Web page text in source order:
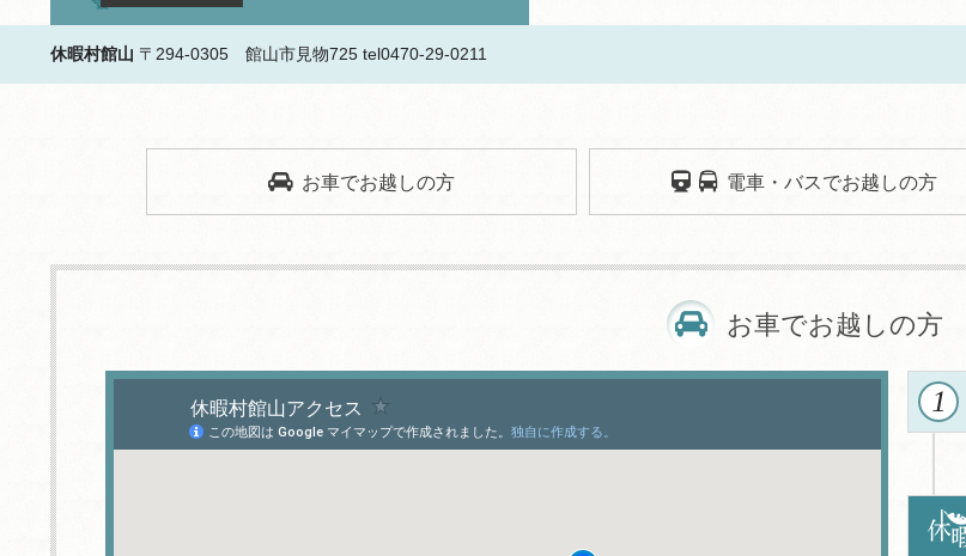
休暇村館山 〒294-0305 館山市見物725 tel0470-29-0211
お車でお越しの方 電車・バスでお越しの方
お車でお越しの方
1